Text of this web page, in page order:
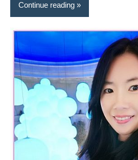
Continue reading